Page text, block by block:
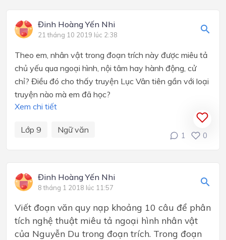
Đinh Hoàng Yến Nhi
21 tháng 10 2019 lúc 2:38
Theo em, nhân vật trong đoạn trích này được miêu tả
chủ yếu qua ngoại hình, nội tâm hay hành động, cử
chỉ? Điều đó cho thấy truyện Lục Vân tiên gần với loại
truyện nào mà em đã học?
Xem chi tiết
Lớp 9 Ngữ văn
1 0
Đinh Hoàng Yến Nhi
8 tháng 1 2018 lúc 11:57
Viết đoạn văn quy nạp khoảng 10 câu để phân
tích nghệ thuật miêu tả ngoại hình nhân vật
của Nguyễn Du trong đoạn trích. Trong đoạn